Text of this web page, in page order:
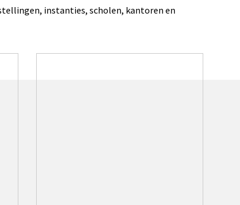
instanties, scholen, kantoren en